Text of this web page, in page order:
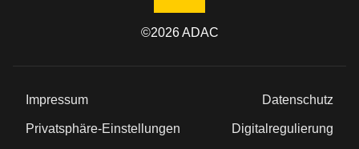
©2026ADAC
Impressum Datenschutz
Privatsphäre-Einstellungen Digitalregulierung